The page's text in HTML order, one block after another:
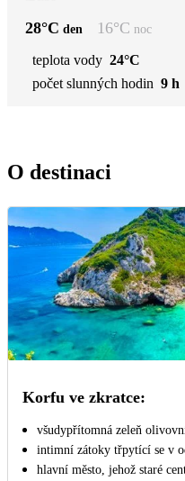
28°C den 16°C noc
teplota vody 24°C
počet slunných hodin 9 h
O destinaci
Korfu ve zkratce:
všudypřítomná zeleň
intimní zátoky třpytící se v
hlavní město, jehož staré